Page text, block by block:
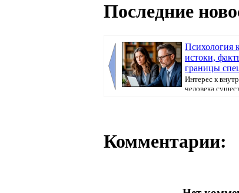
Последние
Психология
истоки,
границы
Интерес к
человека
Комментарии: